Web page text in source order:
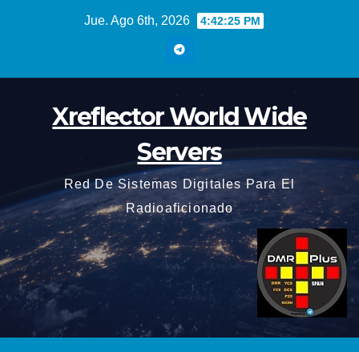
Jue. Ago 6th, 2026 4:42:25 PM
Xreflector World Wide
Servers
Red De Sistemas Digitales Para El
Radioaficionado